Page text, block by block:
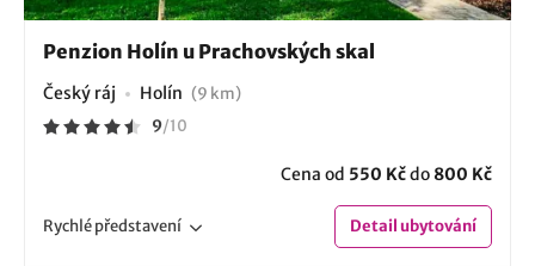
Penzion Holín u Prachovských skal
Český ráj Holín (9 km)
9/10
Cena od 550 Kčdo 800 Kč
Rychlépředstavení Detailubytování